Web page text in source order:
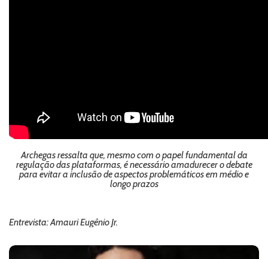
Archegas ressalta que, mesmo com o papel fundamental da
regulação das plataformas, é necessário amadurecer o debate
para evitar a inclusão de aspectos problemáticos em médio e
longo prazos
Entrevista: Amauri Eugênio Jr.